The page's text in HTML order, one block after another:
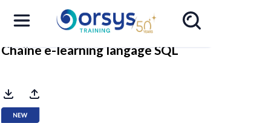
Chaîne e-learning langage SQL